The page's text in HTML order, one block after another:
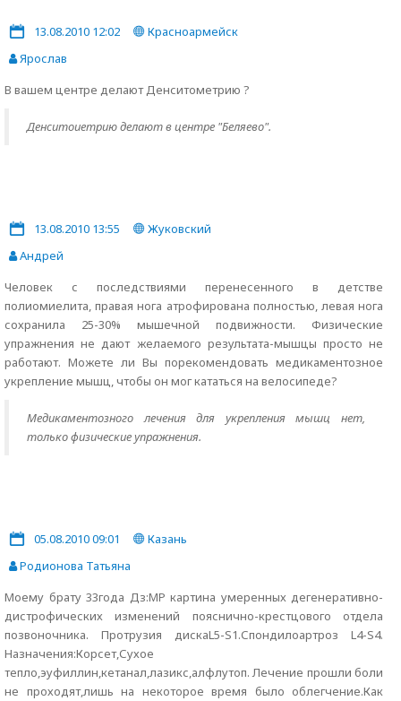
13.08.2010 12:02
Красноармейск
Ярослав
В вашем центре делают Денситометрию ?
Денситоиетрию делают в центре "Беляево".
13.08.2010 13:55
Жуковский
Андрей
Человек с последствиями перенесенного в детстве
полиомиелита, правая нога атрофирована полностью, левая нога
сохранила 25-30% мышечной подвижности. Физические
упражнения не дают желаемого результата-мышцы просто не
работают. Можете ли Вы порекомендовать медикаментозное
укрепление мышц, чтобы он мог кататься на велосипеде?
Медикаментозного лечения для укрепления мышц нет,
только физические упражнения.
05.08.2010 09:01
Казань
Родионова Татьяна
Моему брату 33года Дз:МР картина умеренных дегенеративно-
дистрофических изменений пояснично-крестцового отдела
позвоночника. Протрузия дискаL5-S1.Спондилоартроз L4-S4.
Назначения:Корсет,Сухое
тепло,эуфиллин,кетанал,лазикс,алфлутоп. Лечение прошли боли
не проходят,лишь на некоторое время было облегчение.Как